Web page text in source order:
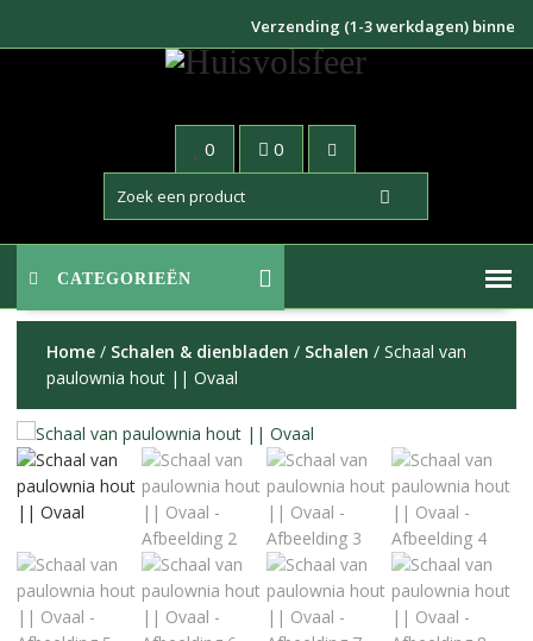
Verzending (1-3 werkdagen) binnen
0 0
CATEGORIEËN
Home/ Schalen & dienbladen / Schalen / Schaal van
paulownia hout || Ovaal